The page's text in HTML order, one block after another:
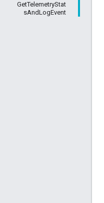
GetTelemetryStat
sAndLogEvent